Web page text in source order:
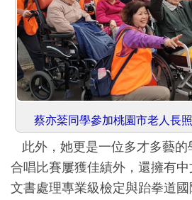
蔡亦棻同學參加桃園市老人長
此外，她更是一位多才多藝的
合唱比賽屢獲佳績外，還擁有
文書處理專業級檢定與跆拳道國